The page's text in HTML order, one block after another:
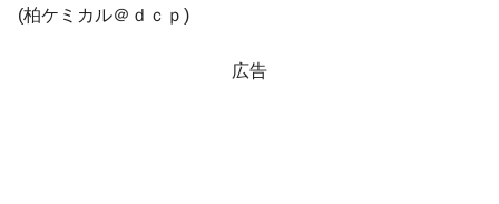
発動！
半分未満しか雇用を生まない
(柏ケミカル＠ｄｃｐ)
広告